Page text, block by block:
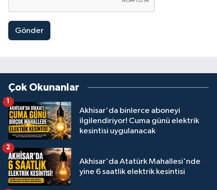
Gönder
Çok Okunanlar
Akhisar'da binlerce aboneyi
ilgilendiriyor! Cuma günü elektrik
kesintisi uygulanacak
1
Akhisar'da Atatürk Mahallesi'nde
yine 6 saatlik elektrik kesintisi
2